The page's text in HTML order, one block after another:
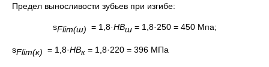
Предел выносливости зубьев при изгибе:
sFlim(ш) = 1,8·НВш = 1,8·250 = 450 Мпа;
sFlim(к) = 1,8·НВк = 1,8·220 = 396 МПа